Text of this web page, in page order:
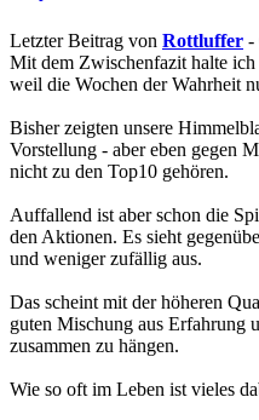
Letzter Beitrag von Rottluffer -
Mit dem Zwischenfazit halte
weil die Wochen der Wahrheit
Bisher zeigten unsere
Vorstellung - aber eben gegen
nicht zu den Top10 gehören.
Auffallend ist aber schon die
den Aktionen. Es sieht
und weniger zufällig aus.
Das scheint mit der höheren
guten Mischung aus Erfahrung
zusammen zu hängen.
Wie so oft im Leben ist vieles